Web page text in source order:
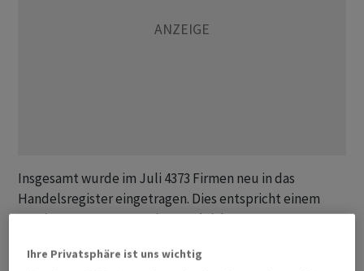
Insgesamt wurde im Juli 4373 Firmen neu in das
Handelsregister eingetragen. Dies entspricht einem
Anstieg um 1,2 Prozent im Vergleich zum
Montag mitteilte.
Ihre Privatsphäre ist uns wichtig